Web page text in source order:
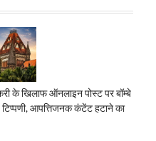
के खिलाफ ऑनलाइन पोस्ट पर बॉम्बे
टिप्पणी, आपत्तिजनक कंटेंट हटाने का